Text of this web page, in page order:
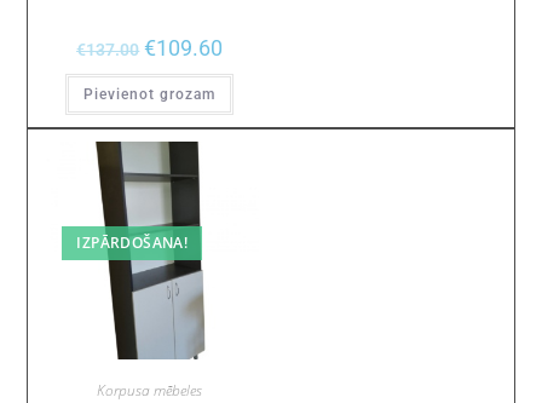
€137.00 €109.60
Pievienot grozam
IZPĀRDOŠANA!
Korpusa mēbeles